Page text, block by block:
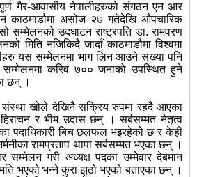
गैर-आवासीय नेपालीहरुको संगठन एन आर
काठमाडौमा असोज २७ गतेदेखि औपचारिक
सम्मेलनको उदघाटन राष्ट्रपति डा. रामवरण
मिति नजिकिदै जादाँ काठमाडौमा विश्वमा
यस सम्मेलनमा भाग लिन आउने संख्या पनि
करिव ७०० जनाको उपस्थित हुने
छन् ।
संस्था खोले देखिनै सक्रिय रुपमा रहदै आएका
हिराचन र भीम उदास छन् । सर्बसम्मत नेतृत्व
पदाधिकारी बिच छलफल भइरहेको छ र केही
रामप्रताप थापा सर्बसम्मत भएका छन् ।
गरी अध्यक्ष पदका उम्मेवार देबमान
भएको भन्ने कुरा झुठो भएको बताएका छन् ।